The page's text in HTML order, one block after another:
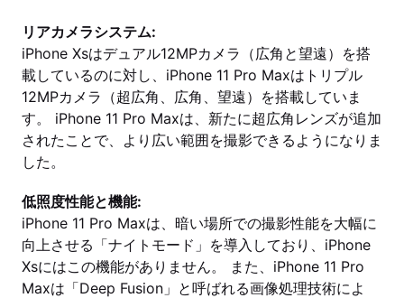
リアカメラシステム:
iPhone Xsはデュアル12MPカメラ（広角と望遠）を搭
載しているのに対し、iPhone 11 Pro Maxはトリプル
12MPカメラ（超広角、広角、望遠）を搭載していま
す。 iPhone 11 Pro Maxは、新たに超広角レンズが追加
されたことで、より広い範囲を撮影できるようになりま
した。
低照度性能と機能:
iPhone 11 Pro Maxは、暗い場所での撮影性能を大幅に
向上させる「ナイトモード」を導入しており、iPhone
Xsにはこの機能がありません。 また、iPhone 11 Pro
Maxは「Deep Fusion」と呼ばれる画像処理技術によ